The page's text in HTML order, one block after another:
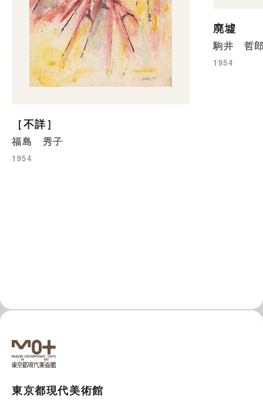
［不詳］
福島 秀子
1954
廃墟
駒井 哲
1954
東京都現代美術館